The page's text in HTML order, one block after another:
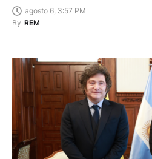
agosto 6, 3:57 PM
By REM